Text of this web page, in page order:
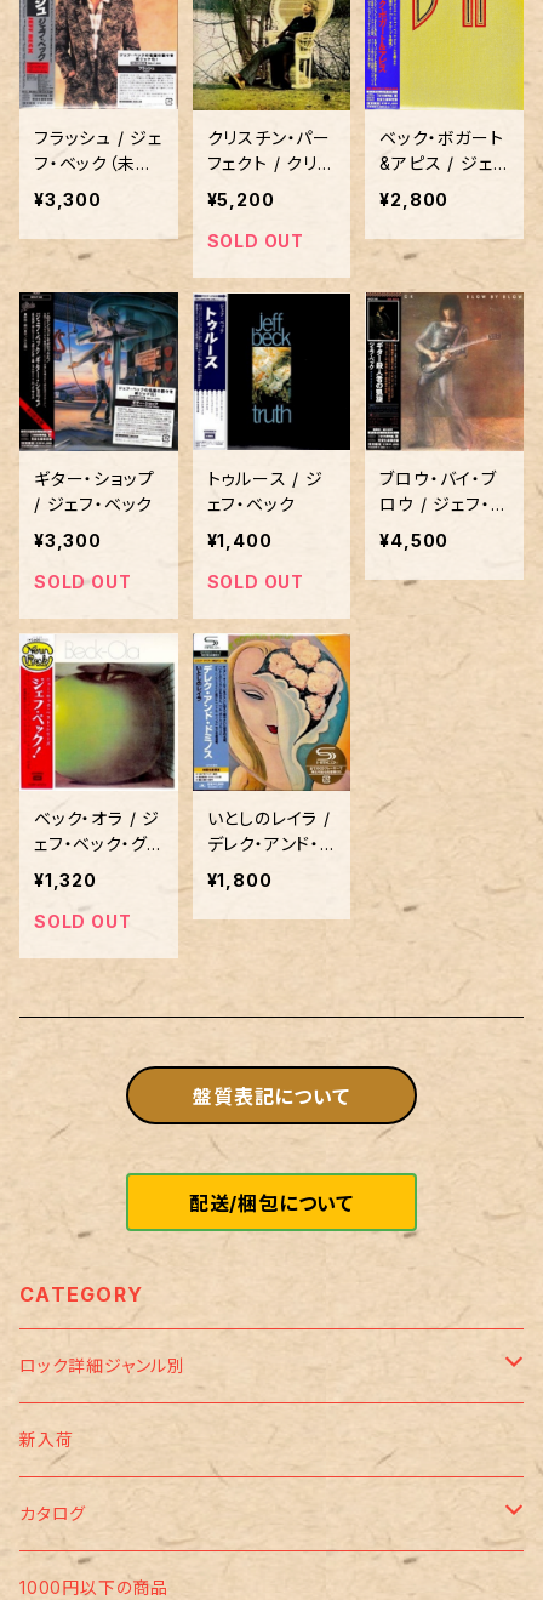
フラッシュ / ジェ
フ・ベック（未開
封）
¥3,300
クリスチン・パー
フェクト / クリス
ティン・パーフェ
クト
¥5,200
SOLD OUT
ベック・ボガート
&アピス / ジェ
フ・ベック
¥2,800
ギター・ショップ
/ ジェフ・ベック
¥3,300
SOLD OUT
トゥルース / ジ
ェフ・ベック
¥1,400
SOLD OUT
ブロウ・バイ・ブ
ロウ / ジェフ・ベ
ック
¥4,500
ベック・オラ / ジ
ェフ・ベック・グ
ループ
¥1,320
SOLD OUT
いとしのレイラ /
デレク・アンド・ド
ミノス
¥1,800
盤質表記について
配送/梱包について
CATEGORY
ロック詳細ジャンル別
サイケ/フリーク・ビート/アシッド
フォーク・ロック/トラッド
プログレ
新入荷
カタログ
ブリティッシュ・ロック
1000円以下の商品